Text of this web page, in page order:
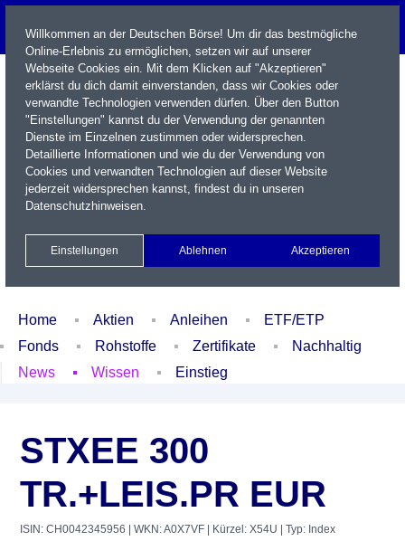
Name / WKN / ISIN / Kürzel
Xetra Realtime
Watchlist Portfolio Login
Home Aktien Anleihen
ETF/ETP
Fonds
Rohstoffe Zertifikate
Nachhaltig
News
Wissen Einstieg
STXEE 300
TR.+LEIS.PR EUR
ISIN: CH0042345956 | WKN: A0X7VF | Kürzel: X54U | Typ: Index
Willkommen an der Deutschen Börse! Um dir das bestmögliche
Online-Erlebnis zu ermöglichen, setzen wir auf unserer
Webseite Cookies ein. Mit dem Klicken auf "Akzeptieren"
erklärst du dich damit einverstanden, dass wir Cookies oder
verwandte Technologien verwenden dürfen. Über den Button
"Einstellungen" kannst du der Verwendung der genannten
Dienste im Einzelnen zustimmen oder widersprechen.
Detaillierte Informationen und wie du der Verwendung von
Cookies und verwandten Technologien auf dieser Website
jederzeit widersprechen kannst, findest du in unseren
Datenschutzhinweisen.
Einstellungen Ablehnen Akzeptieren